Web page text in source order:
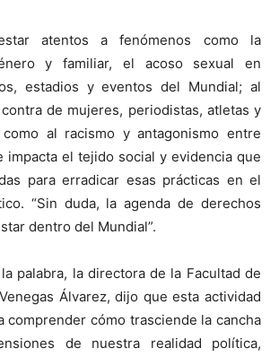
atentos a fenómenos como la
y familiar, el acoso sexual en
estadios y eventos del Mundial; al
de mujeres, periodistas, atletas y
al racismo y antagonismo entre
impacta el tejido social y evidencia que
para erradicar esas prácticas en el
“Sin duda, la agenda de derechos
dentro del Mundial”.
palabra, la directora de la Facultad de
Álvarez, dijo que esta actividad
comprender cómo trasciende la cancha
de nuestra realidad política,